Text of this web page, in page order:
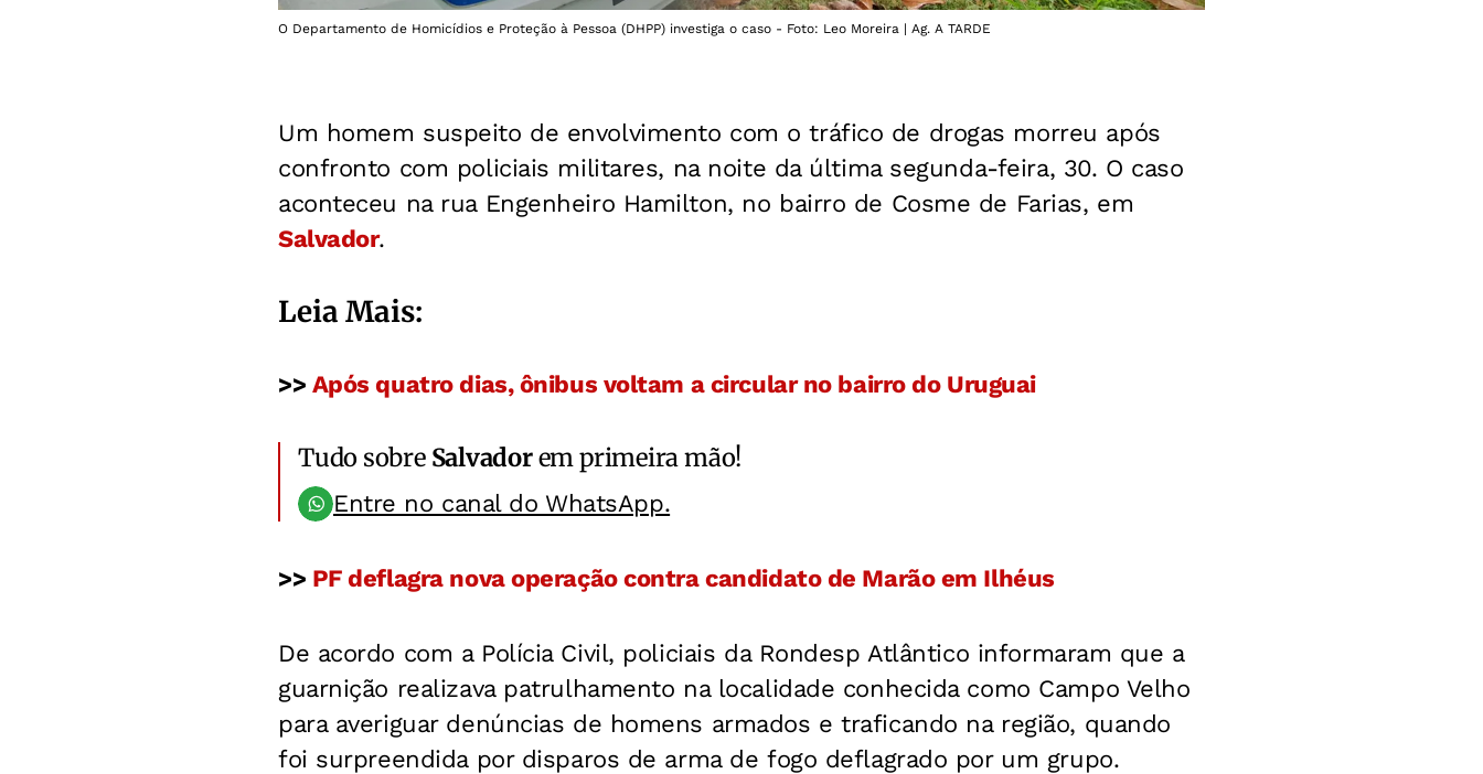
O Departamento de Homicídios e Proteção à Pessoa (DHPP) investiga o caso - Foto: Leo Moreira | Ag. A TARDE
Um homem suspeito de envolvimento com o tráfico de drogas morreu após
confronto com policiais militares, na noite da última segunda-feira, 30. O caso
aconteceu na rua Engenheiro Hamilton, no bairro de Cosme de Farias, em
Salvador.
Leia Mais:
>> Após quatro dias, ônibus voltam a circular no bairro do Uruguai
Tudo sobre Salvadorem primeira mão!
Entre no canal do WhatsApp.
>> PF deflagra nova operação contra candidato de Marão em Ilhéus
De acordo com a Polícia Civil, policiais da Rondesp Atlântico informaram que a
guarnição realizava patrulhamento na localidade conhecida como Campo Velho
para averiguar denúncias de homens armados e traficando na região, quando
foi surpreendida por disparos de arma de fogo deflagrado por um grupo.